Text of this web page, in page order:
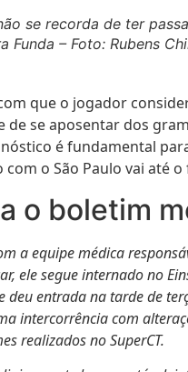
se recorda de ter
Funda – Foto: Rubens
que o jogador
de se aposentar dos
é fundamental
o São Paulo vai até o
o boletim
a equipe médica
ele segue internado no
deu entrada na tarde de
intercorrência com
realizados no SuperCT.